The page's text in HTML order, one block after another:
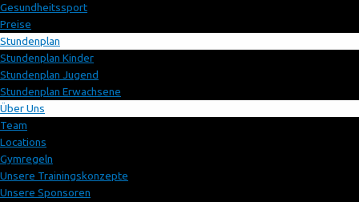
Gesundheitssport
Preise
Stundenplan
Stundenplan Kinder
Stundenplan Jugend
Stundenplan Erwachsene
Über Uns
Team
Locations
Gymregeln
Unsere Trainingskonzepte
Unsere Sponsoren